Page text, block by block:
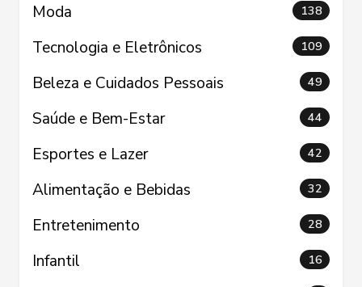
Moda 138
Tecnologia e Eletrônicos 109
Beleza e Cuidados Pessoais 49
Saúde e Bem-Estar 44
Esportes e Lazer 42
Alimentação e Bebidas 32
Entretenimento 28
Infantil 16